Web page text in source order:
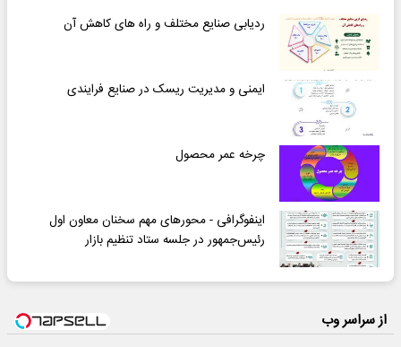
ردیابی صنایع مختلف و راه های کاهش آن
ایمنی و مدیریت ریسک در صنایع فرایندی
چرخه عمر محصول
اینفوگرافی - محورهای مهم سخنان معاون اول
رئیس‌جمهور در جلسه ستاد تنظیم بازار
از سراسر وب